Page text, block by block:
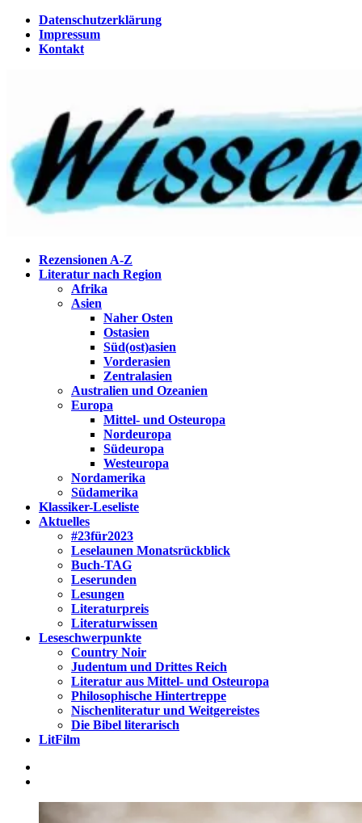
Zum
Inhalt
springen
Datenschutzerklärung
Impressum
Kontakt
Wissenstagebuch
Eine Gabel für die Suppe der Weisheit
Rezensionen A-Z
Literatur nach Region
Afrika
Asien
Naher Osten
Ostasien
Süd(ost)asien
Vorderasien
Zentralasien
Australien und Ozeanien
Europa
Mittel- und Osteuropa
Nordeuropa
Südeuropa
Westeuropa
Nordamerika
Südamerika
Klassiker-Leseliste
Aktuelles
#23für2023
Leselaunen Monatsrückblick
Buch-TAG
Leserunden
Lesungen
Literaturpreis
Literaturwissen
Leseschwerpunkte
Country Noir
Judentum und Drittes Reich
Literatur aus Mittel- und Osteuropa
Philosophische Hintertreppe
Nischenliteratur und Weitgereistes
Die Bibel literarisch
LitFilm